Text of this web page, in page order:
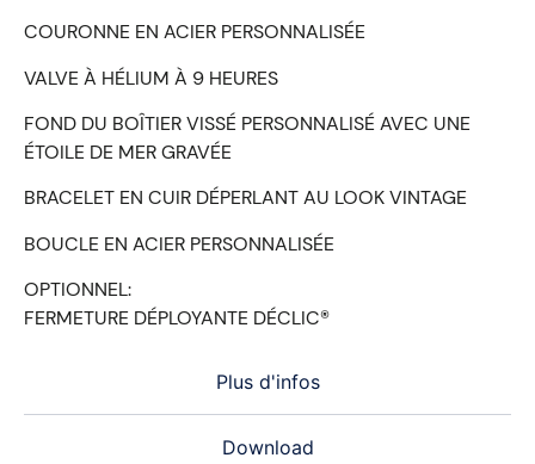
Plus d'infos
Download
COURONNE EN ACIER PERSONNALISÉE
VALVE À HÉLIUM À 9 HEURES
FOND DU BOÎTIER VISSÉ PERSONNALISÉ AVEC UNE
ÉTOILE DE MER GRAVÉE
BRACELET EN CUIR DÉPERLANT AU LOOK VINTAGE
BOUCLE EN ACIER PERSONNALISÉE
OPTIONNEL:
FERMETURE DÉPLOYANTE DÉCLIC®